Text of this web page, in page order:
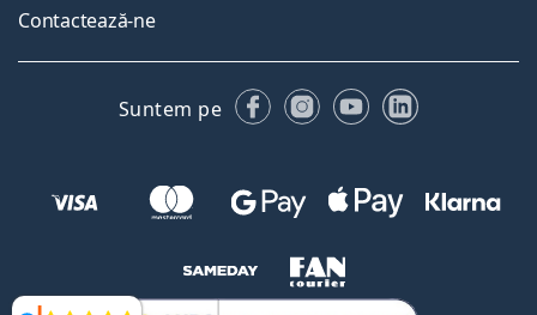
Contactează-ne
Suntem pe FacebookInstagram
YouTubeLinkedIn